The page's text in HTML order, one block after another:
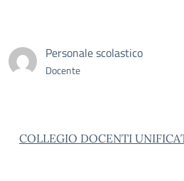
Personale scolastico
Docente
COLLEGIO DOCENTI